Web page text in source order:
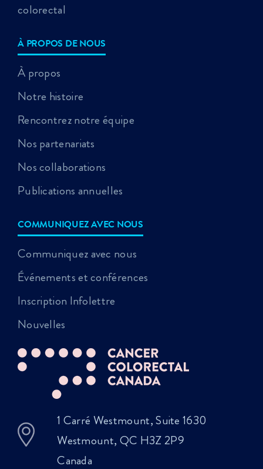
colorectal
À PROPOS DE NOUS
À propos
Notre histoire
Rencontrez notre équipe
Nos partenariats
Nos collaborations
Publications annuelles
COMMUNIQUEZ AVEC NOUS
Communiquez avec nous
Événements et conférences
Inscription Infolettre
Nouvelles
1 Carré Westmount, Suite 1630
Westmount, QC H3Z 2P9
Canada